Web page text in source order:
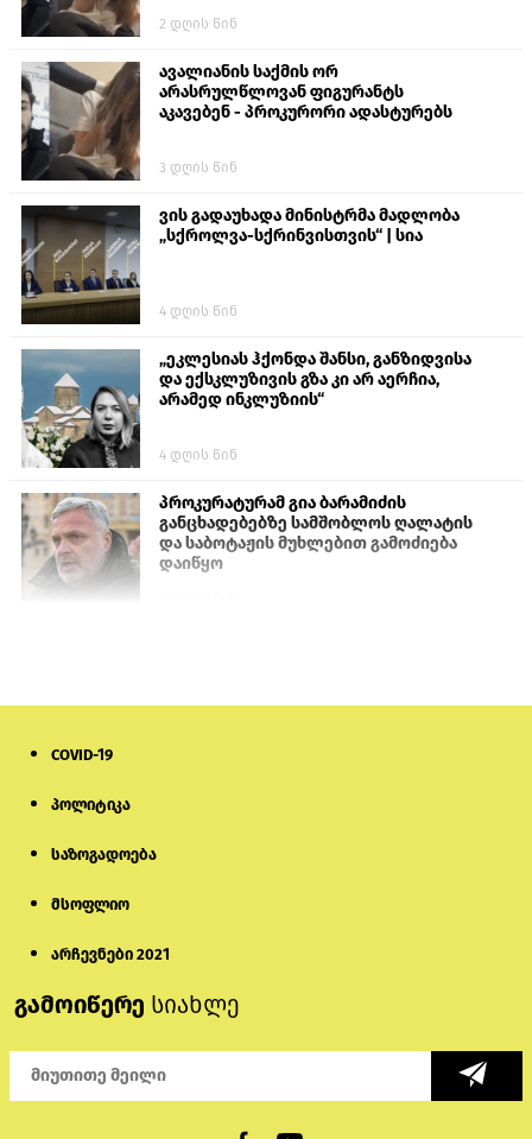
თავს დასხმოდა გიგა ავალიანს“
2 დღის წინ
ავალიანის საქმის ორ
არასრულწლოვან ფიგურანტს
აკავებენ - პროკურორი ადასტურებს
3 დღის წინ
ვის გადაუხადა მინისტრმა მადლობა
„სქროლვა-სქრინვისთვის“ | სია
4 დღის წინ
„ეკლესიას ჰქონდა შანსი, განზიდვისა
და ექსკლუზივის გზა კი არ აერჩია,
არამედ ინკლუზიის“
4 დღის წინ
პროკურატურამ გია ბარამიძის
განცხადებებზე სამშობლოს ღალატის
და საბოტაჟის მუხლებით გამოძიება
დაიწყო
არასრულწლოვნებისთვის
აზერბაიჯანში „ამორალური ქცევის“
საბაბით 9 ტიკტოკერი დააკავეს
COVID-19
პოლიტიკა
საზოგადოება
მსოფლიო
არჩევნები 2021
გამოიწერე სიახლე